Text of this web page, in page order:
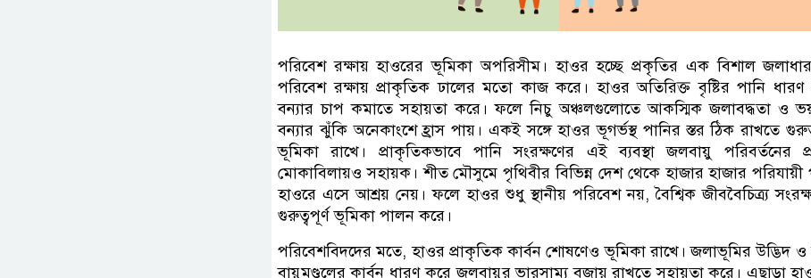
পরিবেশ রক্ষায় হাওরের ভূমিকা অপরিসীম। হাওর হচ্ছে প্রকৃতির এক বিশাল
পরিবেশ রক্ষায় প্রাকৃতিক ঢালের মতো কাজ করে। হাওর অতিরিক্ত বৃষ্টির পানি
বন্যার চাপ কমাতে সহায়তা করে। ফলে নিচু অঞ্চলগুলোতে আকস্মিক জলাবদ্ধতা ও
বন্যার ঝুঁকি অনেকাংশে হ্রাস পায়। একই সঙ্গে হাওর ভূগর্ভস্থ পানির স্তর ঠিক রাখতে
ভূমিকা রাখে। প্রাকৃতিকভাবে পানি সংরক্ষণের এই ব্যবস্থা জলবায়ু পরিবর্তনের
মোকাবিলায়ও সহায়ক। শীত মৌসুমে পৃথিবীর বিভিন্ন দেশ থেকে হাজার হাজার পরিযায়ী
হাওরে এসে আশ্রয় নেয়। ফলে হাওর শুধু স্থানীয় পরিবেশ নয়, বৈশ্বিক জীববৈচিত্র্য
গুরুত্বপূর্ণ ভূমিকা পালন করে।
পরিবেশবিদদের মতে, হাওর প্রাকৃতিক কার্বন শোষণেও ভূমিকা রাখে। জলাভূমির উদ্ভিদ ও
বায়ুমণ্ডলের কার্বন ধারণ করে জলবায়ুর ভারসাম্য বজায় রাখতে সহায়তা করে। এছাড়া